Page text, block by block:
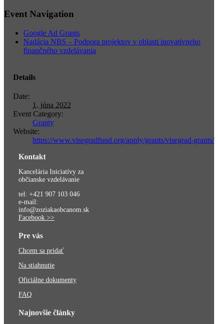
Event Navigation
Google Ad Grants
Nadácia NBS – Podpora projektov v oblasti inovatívneho
finančného vzdelávania
Details
Date:
1. júna 2022
Event Category:
Granty
Website:
https://www.visegradfund.org/apply/grants/visegrad-grants/
Kontakt
Kancelária Iniciatívy za
občianske vzdelávanie
tel: +421 907 103 046
e-mail:
info@zoziakaobcanom.sk
Facebook >>
Pre vás
Chcem sa pridať
Na stiahnutie
Oficiálne dokumenty
FAQ
Najnovšie články